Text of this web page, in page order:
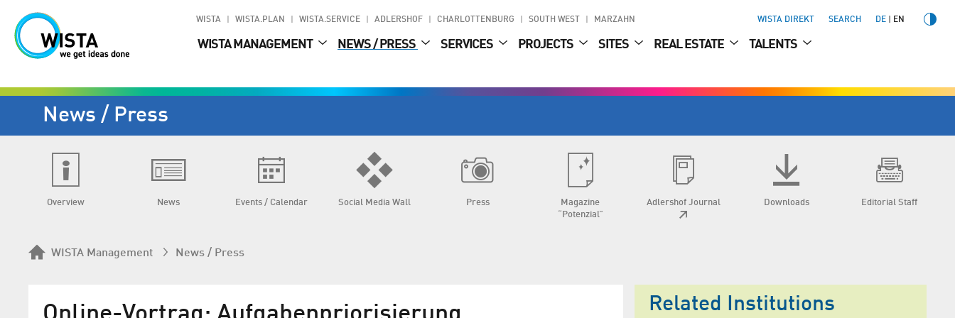
WISTA WISTA.PLAN WISTA.SERVICE ADLERSHOF CHARLOTTENBURG SOUTH WEST MARZAHN WISTA DIREKT SEARCH DE EN
WISTA MANAGEMENT NEWS / PRESS SERVICES PROJECTS SITES REAL ESTATE TALENTS
News / Press
Overview News Events / Calendar Social Media Wall Press
Magazine
“Potenzial”
Adlershof Journal Downloads Editorial Staff
WISTA Management News / Press
Related Institutions